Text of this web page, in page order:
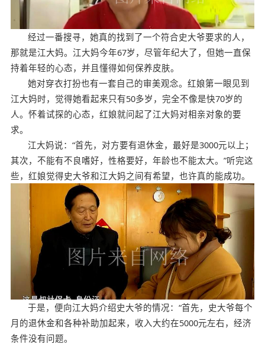
经过一番搜寻，她真的找到了一个符合史大爷要求的人，
那就是江大妈。江大妈今年67岁，尽管年纪大了，但她一直保
持着年轻的心态，并且懂得如何保养皮肤。
她对穿衣打扮也有一套自己的审美观念。红娘第一眼见到
江大妈时，觉得她看起来只有50多岁，完全不像是快70岁的
人。怀着试探的心态，红娘就问起了江大妈对相亲对象的要
求。
江大妈说：“首先，对方要有退休金，最好是3000元以上；
其次，不能有不良嗜好，性格要好，年龄也不能太大。”听完这
些，红娘觉得史大爷和江大妈之间有希望，也许真的能成功。
于是，便向江大妈介绍史大爷的情况：“首先，史大爷每个
月的退休金和各种补助加起来，收入大约在5000元左右，经济
条件没有问题。